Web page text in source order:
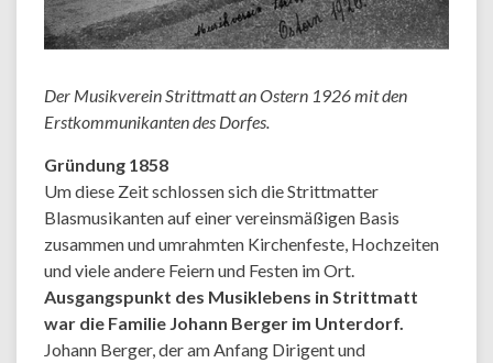
Der Musikverein Strittmatt an Ostern 1926 mit den
Erstkommunikanten des Dorfes.
Gründung 1858
Um diese Zeit schlossen sich die Strittmatter
Blasmusikanten auf einer vereinsmäßigen Basis
zusammen und umrahmten Kirchenfeste, Hochzeiten
und viele andere Feiern und Festen im Ort.
Ausgangspunkt des Musiklebens in Strittmatt
war die Familie Johann Berger im Unterdorf.
Johann Berger, der am Anfang Dirigent und